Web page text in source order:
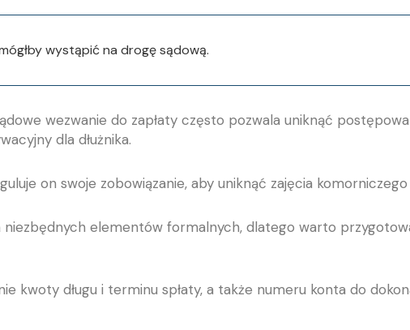
wystąpić na drogę sądową.
wezwanie do zapłaty często pozwala uniknąć
dla dłużnika.
on swoje zobowiązanie, aby uniknąć zajęcia
niezbędnych elementów formalnych, dlatego warto
kwoty długu i terminu spłaty, a także numeru konta do